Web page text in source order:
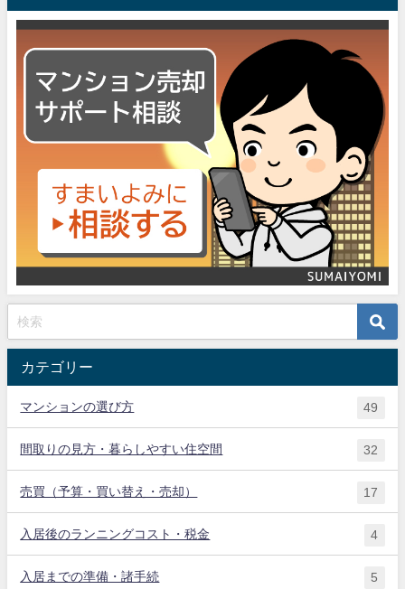
カテゴリー
マンションの選び方 49
間取りの見方・暮らしやすい住空間 32
売買（予算・買い替え・売却） 17
入居後のランニングコスト・税金 4
入居までの準備・諸手続 5